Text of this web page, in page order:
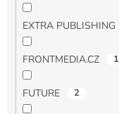
EXTRA PUBLISHING
FRONTMEDIA.CZ 1
FUTURE 2